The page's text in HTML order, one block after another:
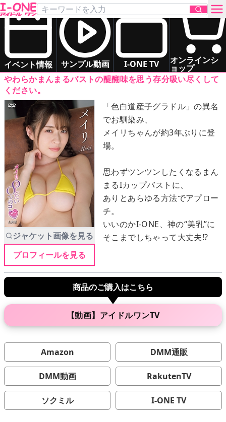
イベント情報 サンプル動画 I-ONE TV オンラインシ
ョップ
お問い合わせ
TOP
DVD
Blu-ray
サンプル動画
イベント情報
アイドル一覧
▶制作中
▶発売年月日
メイリ
「メイリとしたい8つのコト」
グラマー
お姉さま系 ドキドキ系
やわらかまんまるバストの醍醐味を思う存分吸い尽くして
ください。
ジャケット画像を見る
プロフィールを見る
「色白道産子グラドル」の異名
でお馴染み、
メイリちゃんが約3年ぶりに登
場。
思わずツンツンしたくなるまん
まるIカップバストに、
ありとあらゆる方法でアプロー
チ。
いいのかI-ONE、神の“美乳”に
そこまでしちゃって大丈夫!?
商品のご購入はこちら
【動画】アイドルワンTV
Amazon DMM通販
DMM動画 RakutenTV
ソクミル I-ONE TV